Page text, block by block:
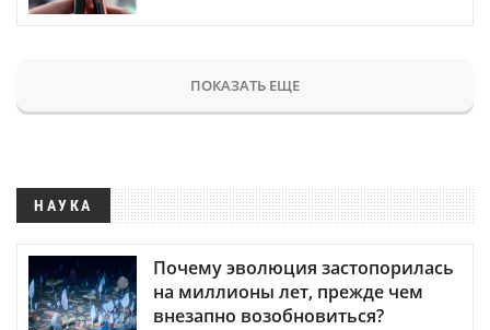
ПОКАЗАТЬ ЕЩЕ
НАУКА
Почему эволюция застопорилась
на миллионы лет, прежде чем
внезапно возобновиться?